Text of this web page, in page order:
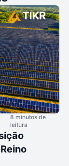
8 minutos de
leitura